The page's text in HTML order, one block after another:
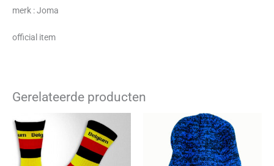
merk : Joma
official item
Gerelateerde producten
product
heeft
meerdere
product
heeft
meerdere